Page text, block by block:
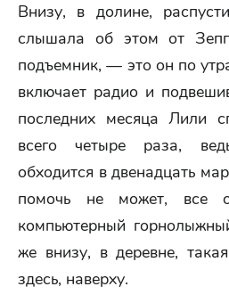
Внизу, в долине,
слышала об этом от
подъемник, — это он по
включает радио и
последних месяца Лили
всего четыре раза,
обходится в двенадцать
помочь не может, все
компьютерный
же внизу, в деревне,
здесь, наверху.